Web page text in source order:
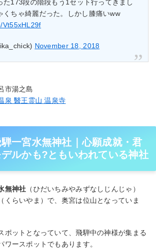
た173段の階段もう1セット行ってきまし
くちゃ綺麗だった。しかし膝痛いww
Vt55xHL29f
November 18, 2018
市湯之島
泉 醫王霊山 温泉寺
騨一宮水無神社｜心願成就・君
ルかも?ともいわれている神社
無神社 （ひだいちみやみずなしじんじゃ）
くらいやま）で、奥宮は位山となっていま
ポットとなっていて、飛騨中の神様が集まる
ワースポットでもあります。